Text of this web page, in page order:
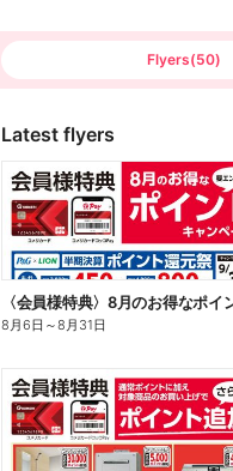
Flyers(50)
Latest flyers
8月6日 ～8月31日